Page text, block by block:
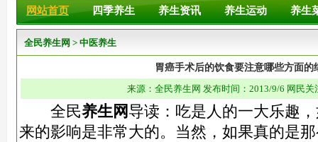
网站首页 四季养生 养生资讯 养生运动 养生
全民养生网 > 中医养生
胃癌手术后的饮食要注意哪些方面的
来源：全民养生网 发布时间：2013/9/6 网民关
全民养生网 导读： 吃是人的一大乐趣
来的影响是非常大的。当然，如果真的是